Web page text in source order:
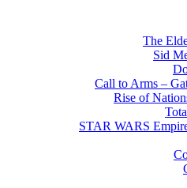
The
Sid
Call to Arms –
Rise of
STAR WARS